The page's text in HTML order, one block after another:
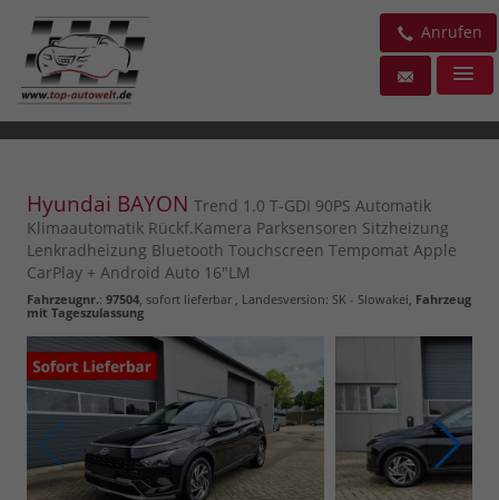
Anrufen
Hyundai BAYON Trend 1.0 T-GDI 90PS Automatik
Klimaautomatik Rückf.Kamera Parksensoren Sitzheizung
Lenkradheizung Bluetooth Touchscreen Tempomat Apple
CarPlay + Android Auto 16"LM
Fahrzeugnr.: 97504 sofort lieferbar , Landesversion: SK - Slowakei, Fahrzeug
mit Tageszulassung